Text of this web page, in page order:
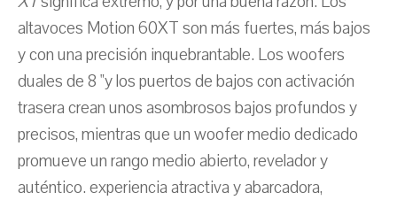
altavoces Motion 60XT son más fuertes, más bajos
y con una precisión inquebrantable. Los woofers
duales de 8 "y los puertos de bajos con activación
trasera crean unos asombrosos bajos profundos y
precisos, mientras que un woofer medio dedicado
promueve un rango medio abierto, revelador y
auténtico. experiencia atractiva y abarcadora,